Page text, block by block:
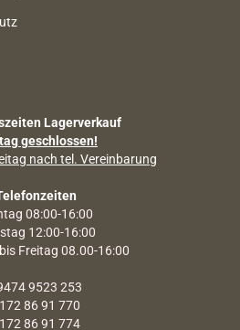
Lagerverkauf
geschlossen!
nach tel. Vereinbarung
08:00-16:00
12:00-16:00
Freitag 08.00-16:00
9523 253
86 91 770
86 91 774